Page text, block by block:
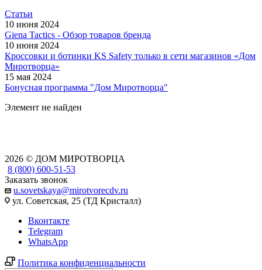
Статьи
10 июня 2024
Giena Tactics - Обзор товаров бренда
10 июня 2024
Кроссовки и ботинки KS Safety только в сети магазинов «Дом
Миротворца»
15 мая 2024
Бонусная программа "Дом Миротворца"
Элемент не найден
2026 © ДОМ МИРОТВОРЦА
8 (800) 600-51-53
Заказать звонок
u.sovetskaya@mirotvorecdv.ru
ул. Советская, 25 (ТД Кристалл)
Вконтакте
Telegram
WhatsApp
Политика конфиденциальности